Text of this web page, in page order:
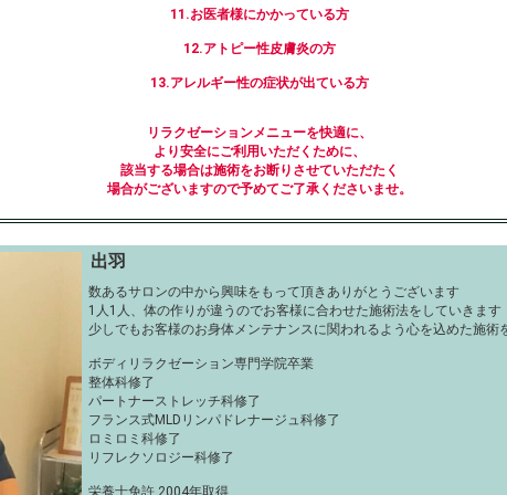
11.お医者様にかかっている方
12.アトピー性皮膚炎の方
13.アレルギー性の症状が出ている方
リラクゼーションメニューを快適に、
より安全にご利用いただくために、
該当する場合は施術をお断りさせていただたく
場合がございますので予めてご了承くださいませ。
出羽
数あるサロンの中から興味をもって頂きありがとうございます
1人1人、体の作りが違うのでお客様に合わせた施術法をしていきます
少しでもお客様のお身体メンテナンスに関われるよう心を込めた施術
ボディリラクゼーション専門学院卒業
整体科修了
パートナーストレッチ科修了
フランス式MLDリンパドレナージュ科修了
ロミロミ科修了
リフレクソロジー科修了